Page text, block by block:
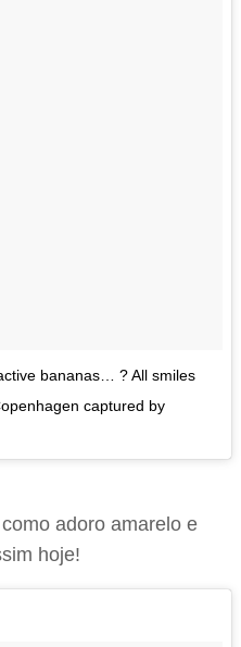
bananas… ? All smiles
captured by
adoro amarelo e
hoje!